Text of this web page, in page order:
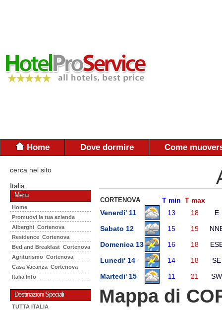
Home Dove dormire Come
cerca nel sito
Italia
Menu
Home
Promuovi la tua azienda
Alberghi Cortenova
Residence Cortenova
Bed and Breakfast Cortenova
Agriturismo Cortenova
Casa Vacanza Cortenova
Italia Info
Destinazioni Speciali
TUTTA ITALIA
CORTENOVA T min T max
Venerdi' 11
13 18
E
Sabato 12
15 19
Domenica 13
16 18
Lunedi' 14
14 18
SE
Martedi' 15
11 21 SW
Mappa di